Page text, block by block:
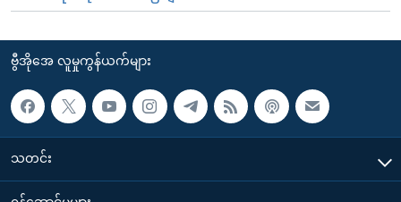
ဗွီအိုအေ လူမှုကွန်ယက်များ
သတင်း